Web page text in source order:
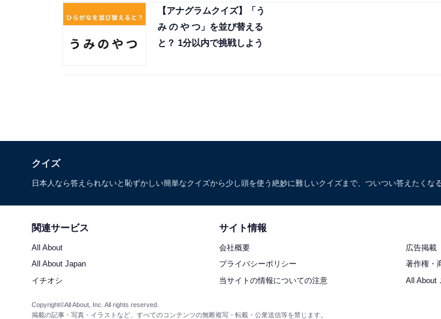
【アナグラムクイズ】「う
み の や つ」を並び替える
と？ 1分以内で挑戦しよう
クイズ
日本人なら答えられないと恥ずかしい簡単なクイズから少し頭を使う絶妙に難しいクイズまで、ついつい答えたくな
関連サービス
All About
All About Japan
イチオシ
サイト情報
会社概要
広告掲載
プライバシーポリシー
著作権・
当サイトの情報についての注意
All About
Copyright©All About, Inc. All rights reserved.
掲載の記事・写真・イラストなど、すべてのコンテンツの無断複写・転載・公衆送信等を禁じます。